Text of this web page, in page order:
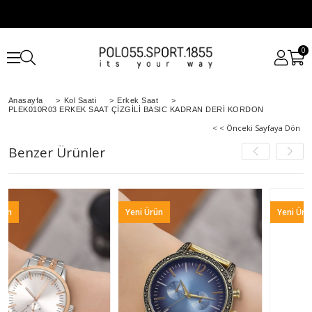
0
Anasayfa > Kol Saati > Erkek Saat
>
PLEK010R03 ERKEK SAAT ÇİZGİLİ BASIC KADRAN DERİ KORDON
< < Önceki Sayfaya Dön
Benzer Ürünler